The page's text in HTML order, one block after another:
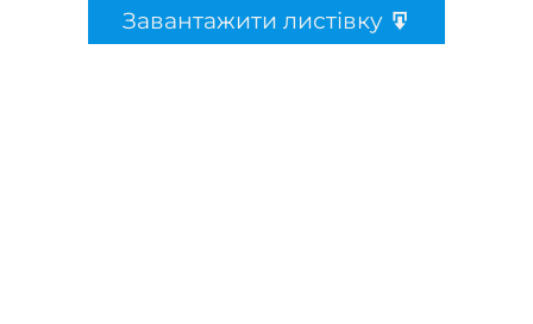
Завантажити листівку